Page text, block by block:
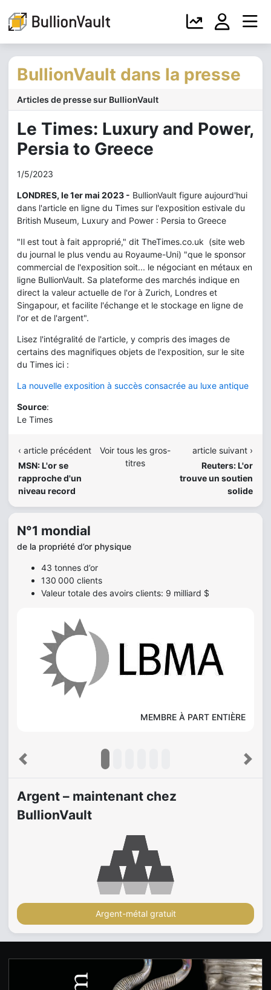
BullionVault dans la presse
Articles de presse sur BullionVault
Le Times: Luxury and Power,
Persia to Greece
1/5/2023
LONDRES, le 1er mai 2023 - BullionVault figure aujourd'hui
dans l'article en ligne du Times sur l'exposition estivale du
British Museum, Luxury and Power : Persia to Greece
"Il est tout à fait approprié," dit TheTimes.co.uk (site web
du journal le plus vendu au Royaume-Uni) "que le sponsor
commercial de l'exposition soit... le négociant en métaux en
ligne BullionVault. Sa plateforme des marchés indique en
direct la valeur actuelle de l'or à Zurich, Londres et
Singapour, et facilite l'échange et le stockage en ligne de
l'or et de l'argent".
Lisez l'intégralité de l'article, y compris des images de
certains des magnifiques objets de l'exposition, sur le site
du Times ici :
La nouvelle exposition à succès consacrée au luxe antique
Source:
Le Times
‹ article précédent
MSN: L'or se
rapproche d'un
niveau record
Voir tous les gros-
titres
article suivant ›
Reuters: L'or
trouve un soutien
solide
N°1 mondial
de la propriété d’or physique
43 tonnes d’or
130 000 clients
Valeur totale des avoirs clients: 9 milliard $
MEMBRE À PART ENTIÈRE
Previous Next
Argent – maintenant chez
BullionVault
Argent-métal gratuit